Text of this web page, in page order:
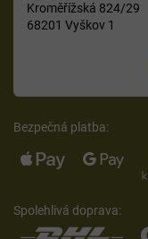
Kroměřížská 824/29
68201 Vyškov 1
Bezpečná platba:
Spolehlivá doprava: